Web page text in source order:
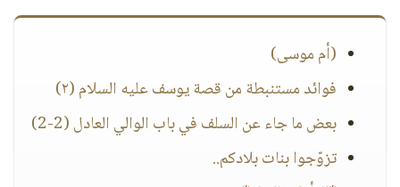
(أم موسى)
فوائد مستنبطة من قصة يوسف عليه السلام (٢)
بعض ما جاء عن السلف في باب الوالي العادل (2-2)
تزوّجوا بنات بلادكم..